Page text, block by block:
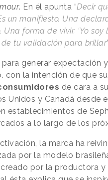
. En él apunta “Decir
un manifiesto. Una
Una forma de vivir. ‘Yo
tu validación para brillar
generar expectación
con la intención de que su
de cara a
Unidos y Canadá desde
establecimientos de
a lo largo de los
la marca ha
por la modelo
creado por la productora y